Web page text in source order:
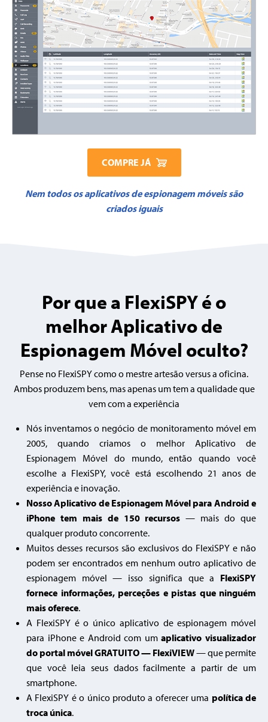
COMPRE JÁ
Nem todos os aplicativos de espionagem móveis são
criados iguais
Por que a FlexiSPY é o
melhor Aplicativo de
Espionagem Móvel oculto?
Pense no FlexiSPY como o mestre artesão versus a oficina.
Ambos produzem bens, mas apenas um tem a qualidade que
vem com a experiência
Nós inventamos o negócio de monitoramento móvel em
2005, quando criamos o melhor Aplicativo de
Espionagem Móvel do mundo, então quando você
escolhe a FlexiSPY, você está escolhendo 21 anos de
experiência e inovação.
Nosso Aplicativo de Espionagem Móvel para Android e
iPhone tem mais de 150 recursos — mais do que
qualquer produto concorrente.
Muitos desses recursos são exclusivos do FlexiSPY e não
podem ser encontrados em nenhum outro aplicativo de
espionagem móvel — isso significa que a FlexiSPY
fornece informações, perceções e pistas que ninguém
mais oferece.
A FlexiSPY é o único aplicativo de espionagem móvel
para iPhone e Android com umaplicativo visualizador
do portal móvel GRATUITO — FlexiVIEW— que permite
que você leia seus dados facilmente a partir de um
smartphone.
A FlexiSPY é o único produto a oferecer uma política de
troca única.